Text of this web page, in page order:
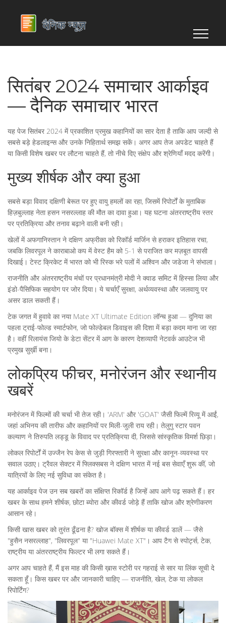
सितंबर 2024 समाचार आर्काइव
— दैनिक समाचार भारत
यह पेज सितंबर 2024 में प्रकाशित प्रमुख कहानियों का सार देता है ताकि आप जल्दी से
सबसे बड़े हेडलाइन्स और उनके निहितार्थ समझ सकें। अगर आप तेज अपडेट चाहते हैं
या किसी विशेष खबर पर लौटना चाहते हैं, तो नीचे दिए संक्षेप और श्रेणियाँ मदद करेंगी।
मुख्य शीर्षक और क्या हुआ
सबसे बड़ा विवाद दक्षिणी बेरूत पर हुए वायु हमलों का रहा, जिसमें रिपोर्टों के मुताबिक
हिज़बुल्लाह नेता हसन नसरल्लाह की मौत का दावा हुआ। यह घटना अंतरराष्ट्रीय स्तर
पर प्रतिक्रिया और तनाव बढ़ाने वाली बनी रही।
खेलों में अफगानिस्तान ने दक्षिण अफ्रीका को रिकॉर्ड मार्जिन से हराकर इतिहास रचा,
जबकि लिवरपूल ने काराबाओ कप में वेस्ट हैम को 5-1 से पराजित कर मज़बूत वापसी
दिखाई। टेस्ट क्रिकेट में भारत को भी रिस्क भरे पलों में अश्विन और जडेजा ने संभाला।
राजनीति और अंतरराष्ट्रीय मंचों पर प्रधानमंत्री मोदी ने क्वाड समिट में हिस्सा लिया और
इंडो-पैसिफिक सहयोग पर जोर दिया। ये चर्चाएँ सुरक्षा, अर्थव्यवस्था और जलवायु पर
असर डाल सकती हैं।
टेक जगत में हुवावे का नया Mate XT Ultimate Edition लॉन्च हुआ — दुनिया का
पहला ट्राई-फोल्ड स्मार्टफोन, जो फोल्डेबल डिवाइस की दिशा में बड़ा कदम माना जा रहा
है। वहीं रिलायंस जियो के डेटा सेंटर में आग के कारण देशव्यापी नेटवर्क आउटेज भी
प्रमुख सुर्ख़ी बना।
लोकप्रिय फीचर, मनोरंजन और स्थानीय
खबरें
मनोरंजन में फिल्मों की चर्चा भी तेज रही। 'ARM' और 'GOAT' जैसी फिल्में रिव्यू में आईं,
जहां अभिनय की तारीफ और कहानियों पर मिली-जुली राय रही। तेलुगु स्टार पवन
कल्याण ने तिरुपति लड्डू के विवाद पर प्रतिक्रिया दी, जिससे सांस्कृतिक विमर्श छिड़ा।
लोकल रिपोर्टों में उज्जैन रेप केस से जुड़ी गिरफ्तारी ने सुरक्षा और कानून-व्यवस्था पर
सवाल उठाए। ट्रैवल सेक्टर में फ्लिक्सबस ने दक्षिण भारत में नई बस सेवाएँ शुरू कीं, जो
यात्रियों के लिए नई सुविधा का संकेत है।
यह आर्काइव पेज उन सब खबरों का संक्षिप्त रिकॉर्ड है जिन्हें आप आगे पढ़ सकते हैं। हर
खबर के साथ हमने शीर्षक, छोटा ब्योरा और कीवर्ड जोड़े हैं ताकि खोज और श्रेणीकरण
आसान रहे।
किसी खास खबर को तुरंत ढूँढना है? खोज बॉक्स में शीर्षक या कीवर्ड डालें — जैसे
"हुसैन नसरल्लाह", "लिवरपूल" या "Huawei Mate XT"। आप टैग से स्पोर्ट्स, टेक,
राष्ट्रीय या अंतरराष्ट्रीय फिल्टर भी लगा सकते हैं।
अगर आप चाहते हैं, मैं इस माह की किसी ख़ास स्टोरी पर गहराई से सार या लिंक सूची दे
सकता हूँ। किस खबर पर और जानकारी चाहिए — राजनीति, खेल, टेक या लोकल
रिपोर्टिंग?